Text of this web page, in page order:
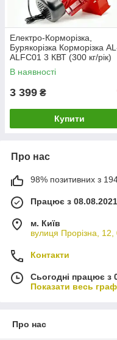
Електро-Корморізка,
Бурякорізка Корморізка
ALFC01 3 КВТ (300 кг/рік)
В наявності
3 399 ₴
Купити
Про нас
98% позитивних з
Працює з 08.08.2021
м. Київ
вулиця Прорізна, 12,
Контакти
Сьогодні працює з
Показати весь
Про нас